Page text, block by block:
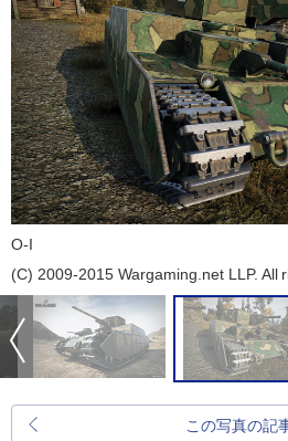
O-I
(C) 2009-2015 Wargaming.net LLP. All
この写真の記